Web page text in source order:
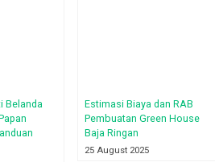
Belanda
Estimasi Biaya dan RAB
Pembuatan Green House
Baja Ringan
25 August 2025